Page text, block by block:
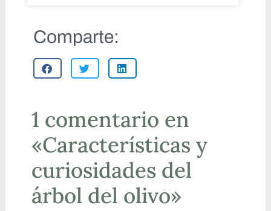
Comparte:
1 comentario en
«Características y
curiosidades del
árbol del olivo»